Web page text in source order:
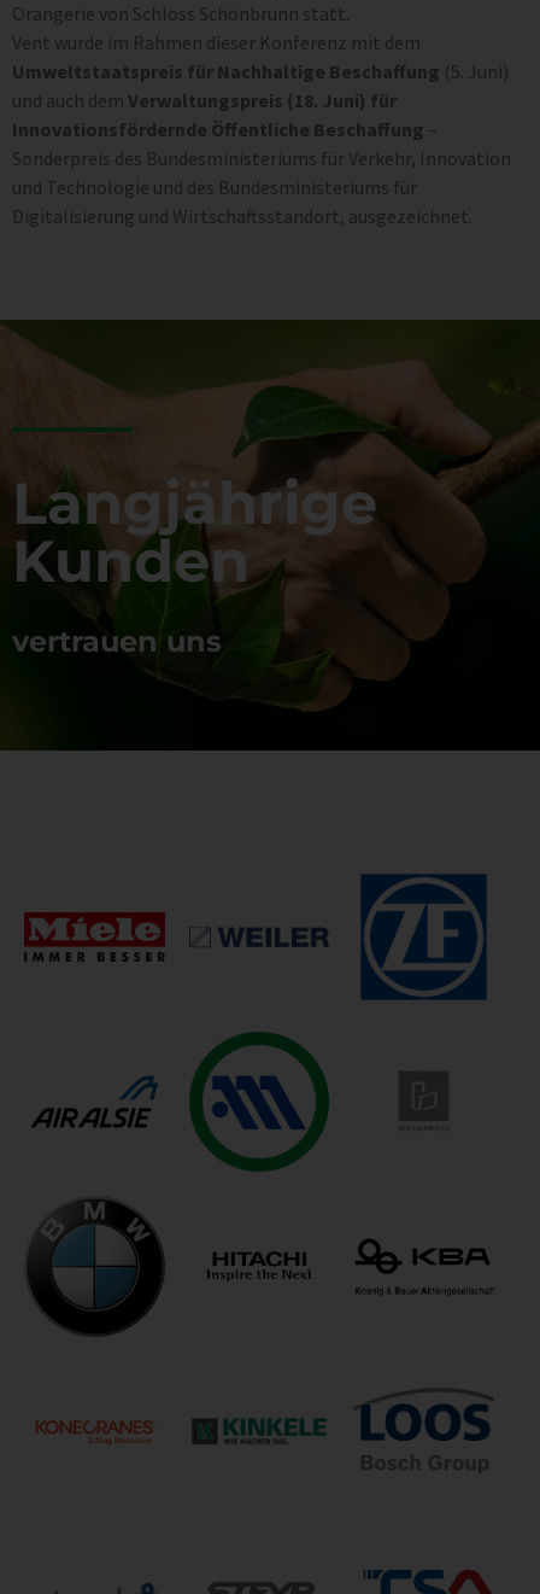
Orangerie von Schloss Schönbrunn statt.
Vent wurde im Rahmen dieser Konferenz mit dem
Umweltstaatspreis für Nachhaltige Beschaffung (5. Juni)
und auch dem Verwaltungspreis (18. Juni) für
Innovationsfördernde Öffentliche Beschaffung –
Sonderpreis des Bundesministeriums für Verkehr, Innovation
und Technologie und des Bundesministeriums für
Digitalisierung und Wirtschaftsstandort, ausgezeichnet.
Langjährige
Kunden
vertrauen uns